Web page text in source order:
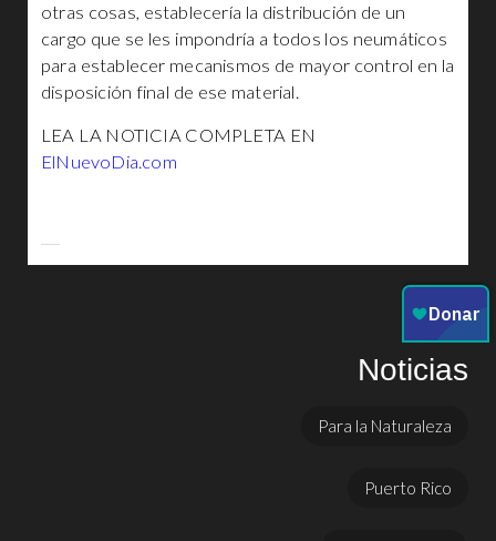
otras cosas, establecería la distribución de un
cargo que se les impondría a todos los neumáticos
para establecer mecanismos de mayor control en la
disposición final de ese material.
LEA LA NOTICIA COMPLETA EN
ElNuevoDia.com
Noticias
Para la Naturaleza
Puerto Rico